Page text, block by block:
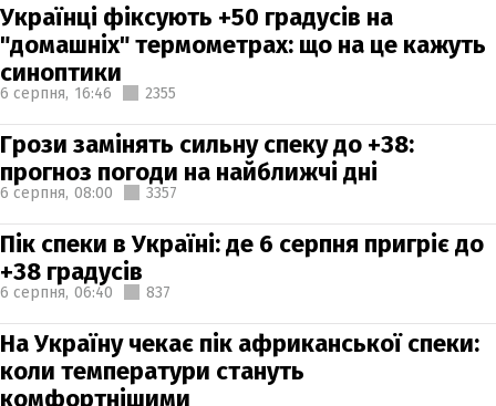
Українці фіксують +50 градусів на
"домашніх" термометрах: що на це кажуть
синоптики
6 серпня, 16:46 2355
Грози замінять сильну спеку до +38:
прогноз погоди на найближчі дні
6 серпня, 08:00 3357
Пік спеки в Україні: де 6 серпня пригріє до
+38 градусів
6 серпня, 06:40 837
На Україну чекає пік африканської спеки:
коли температури стануть
комфортнішими